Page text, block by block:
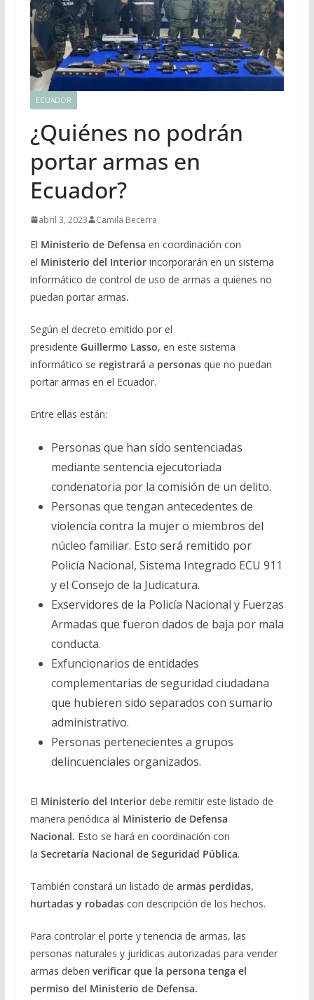
ECUADOR
¿Quiénes no podrán
portar armas en
Ecuador?
abril 3, 2023 Camila Becerra
El Ministerio de Defensa en coordinación con
el Ministerio del Interiorincorporarán en un sistema
informático de control de uso de armas a quienes no
puedan portar armas.
Según el decreto emitido por el
presidente Guillermo Lasso, en este sistema
informático se registrará a personasque no puedan
portar armas en el Ecuador.
Entre ellas están:
Personas que han sido sentenciadas
mediante sentencia ejecutoriada
condenatoria por la comisión de un delito.
Personas que tengan antecedentes de
violencia contra la mujer o miembros del
núcleo familiar. Esto será remitido por
Policía Nacional, Sistema Integrado ECU 911
y el Consejo de la Judicatura.
Exservidores de la Policía Nacional y Fuerzas
Armadas que fueron dados de baja por mala
conducta.
Exfuncionarios de entidades
complementarias de seguridad ciudadana
que hubieren sido separados con sumario
administrativo.
Personas pertenecientes a grupos
delincuenciales organizados.
El Ministerio del Interiordebe remitir este listado de
manera periódica al Ministerio de Defensa
Nacional. Esto se hará en coordinación con
la Secretaría Nacional de Seguridad Pública.
También constará un listado de armas perdidas,
hurtadas y robadas con descripción de los hechos.
Para controlar el porte y tenencia de armas, las
personas naturales y jurídicas autorizadas para vender
armas deben verificar que la persona tenga el
permiso del Ministerio de Defensa.